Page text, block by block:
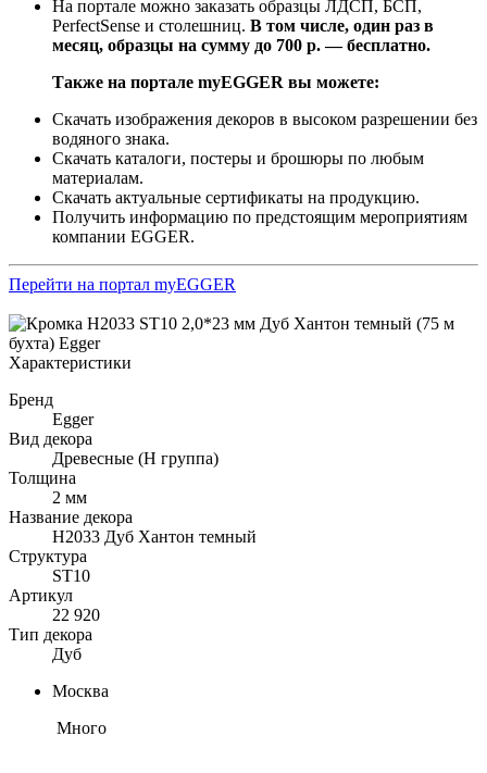
На портале можно заказать образцы ЛДСП, БСП,
PerfectSense и столешниц. В том числе, один раз в
месяц, образцы на сумму до 700 р. — бесплатно.
Также на портале myEGGER вы можете:
Скачать изображения декоров в высоком разрешении без
водяного знака.
Скачать каталоги, постеры и брошюры по любым
материалам.
Скачать актуальные сертификаты на продукцию.
Получить информацию по предстоящим мероприятиям
компании EGGER.
Перейти на портал myEGGER
Характеристики
Бренд
Egger
Вид декора
Древесные (Н группа)
Толщина
2 мм
Название декора
H2033 Дуб Хантон темный
Структура
ST10
Артикул
22 920
Тип декора
Дуб
Москва
Много